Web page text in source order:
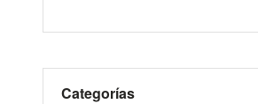
Categorías